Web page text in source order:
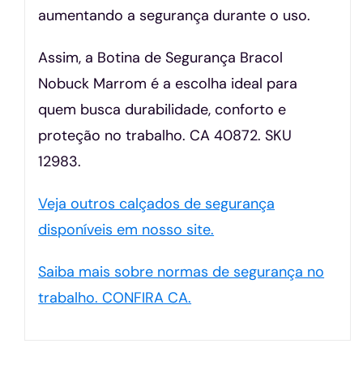
aumentando a segurança durante o uso.
Assim, a Botina de Segurança Bracol
Nobuck Marrom é a escolha ideal para
quem busca durabilidade, conforto e
proteção no trabalho. CA 40872. SKU
12983.
Veja outros calçados de segurança
disponíveis em nosso site.
Saiba mais sobre normas de segurança no
trabalho. CONFIRA CA.